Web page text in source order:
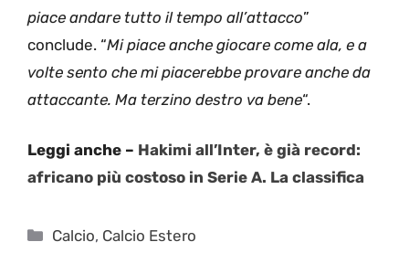
piace andare tutto il tempo all’attacco”
conclude. “Mi piace anche giocare come ala, e a
volte sento che mi piacerebbe provare anche da
attaccante. Ma terzino destro va bene“.
Leggi anche – Hakimi all’Inter, è già record:
africano più costoso in Serie A. La classifica
Categorie
Calcio, Calcio Estero